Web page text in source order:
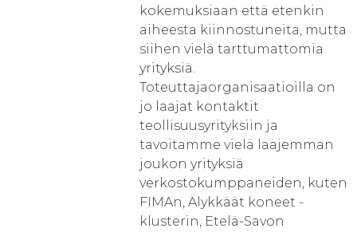
kokemuksiaan että etenkin
aiheesta kiinnostuneita, mutta
siihen vielä tarttumattomia
yrityksiä.
Toteuttajaorganisaatioilla on
jo laajat kontaktit
teollisuusyrityksiin ja
tavoitamme vielä laajemman
joukon yrityksiä
verkostokumppaneiden, kuten
FIMAn, Älykkäät koneet -
klusterin, Etelä-Savon